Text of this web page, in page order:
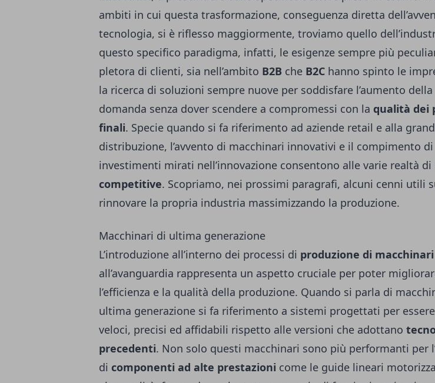
ambiti in cui questa trasformazione, conseguenza diretta
tecnologia, si è riflesso maggiormente, troviamo quello
questo specifico paradigma, infatti, le esigenze sempre più
pletora di clienti, sia nell’ambito B2B che B2C hanno spinto le
la ricerca di soluzioni sempre nuove per soddisfare l’aumento della
domanda senza dover scendere a compromessi con la qualità dei
finali. Specie quando si fa riferimento ad aziende retail e alla
distribuzione, l’avvento di macchinari innovativi e il compimento di
investimenti mirati nell’innovazione consentono alle varie realtà
competitive. Scopriamo, nei prossimi paragrafi, alcuni cenni utili
rinnovare la propria industria massimizzando la produzione.
Macchinari di ultima generazione
L’introduzione all’interno dei processi di produzione di macchinari
all’avanguardia rappresenta un aspetto cruciale per poter
l’efficienza e la qualità della produzione. Quando si parla di
ultima generazione si fa riferimento a sistemi progettati per
veloci, precisi ed affidabili rispetto alle versioni che adottano
precedenti. Non solo questi macchinari sono più performanti per
di componenti ad alte prestazioni come le guide lineari